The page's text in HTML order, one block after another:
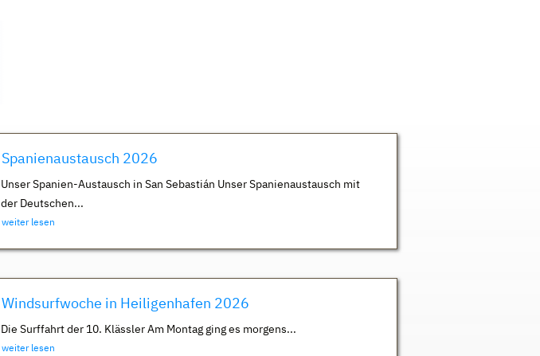
Spanienaustausch 2026
Unser Spanien-Austausch in San Sebastián Unser Spanienaustausch mit
der Deutschen...
weiter lesen
Windsurfwoche in Heiligenhafen 2026
Die Surffahrt der 10. Klässler Am Montag ging es morgens...
weiter lesen